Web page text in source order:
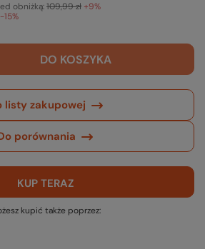
-15%
obniżką:109,99 zł +9%
DO KOSZYKA
listy zakupowej
porównania
KUP TERAZ
kupić także poprzez: